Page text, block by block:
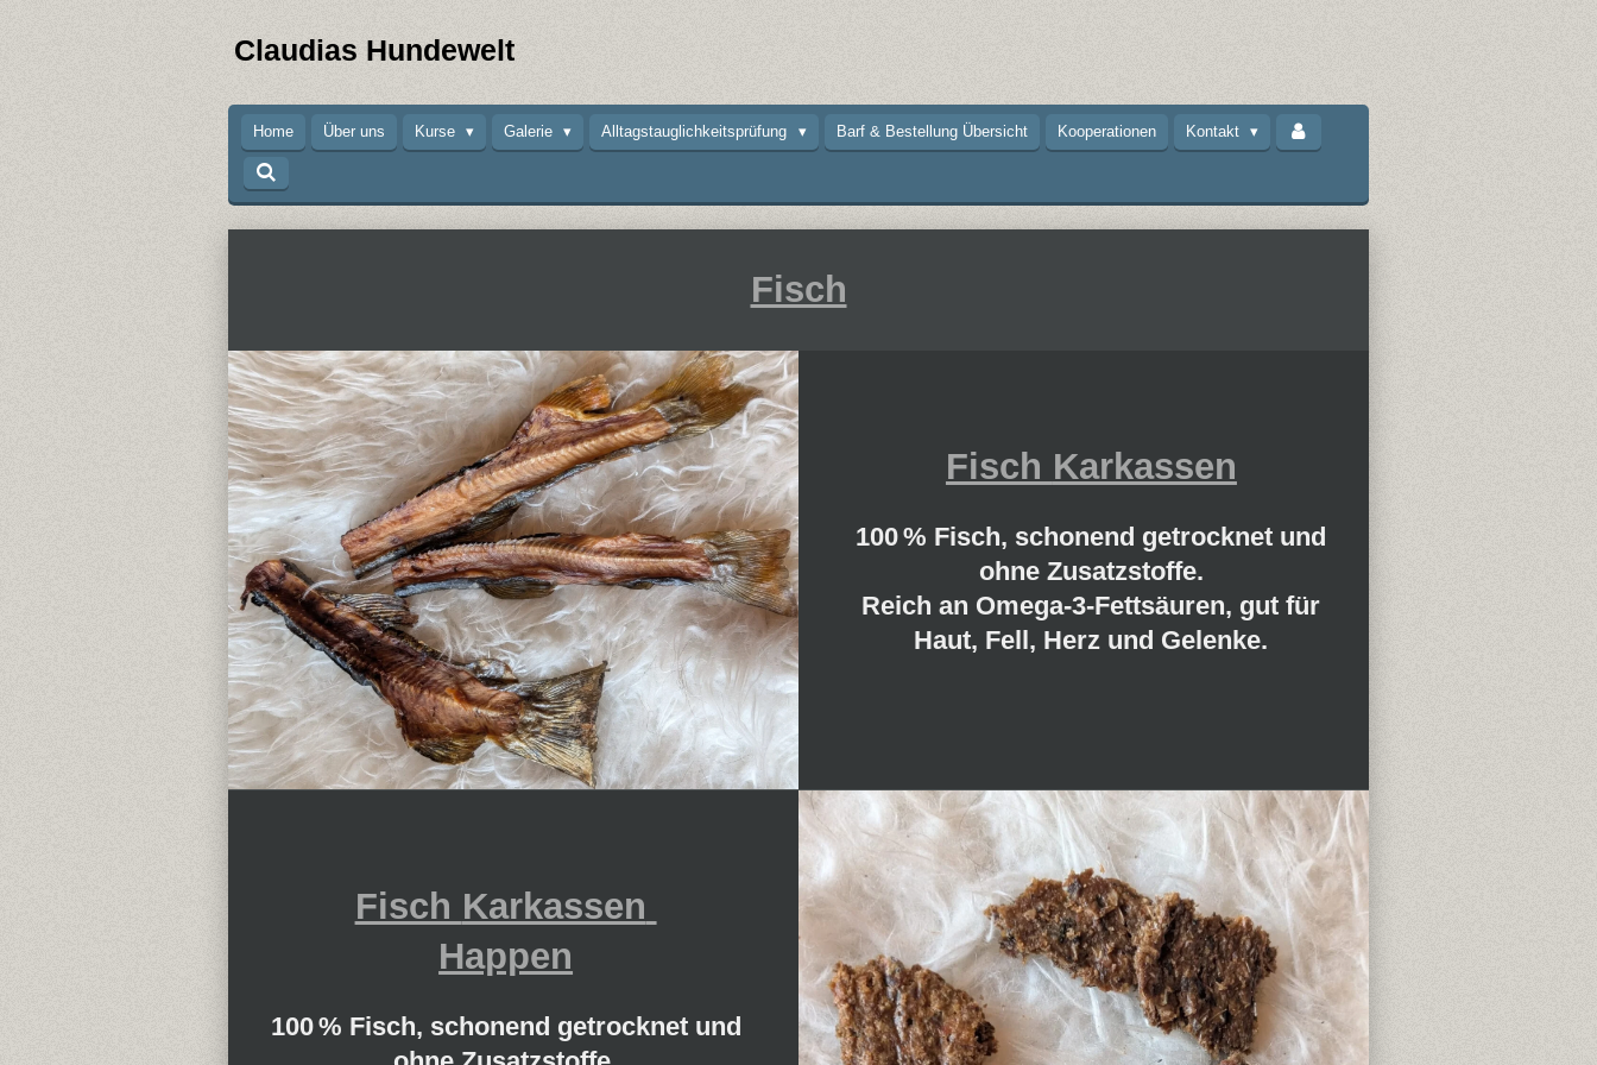
Claudias Hundewelt
Home Über uns Kurse Galerie Alltagstauglichkeitsprüfung Barf & Bestellung Übersicht Kooperationen Kontakt
Fisch
Fisch Karkassen
100 % Fisch, schonend getrocknet und
ohne Zusatzstoffe.
Reich an Omega-3-Fettsäuren, gut für
Haut, Fell, Herz und Gelenke.
Fisch Karkassen
Happen
100 % Fisch, schonend getrocknet und